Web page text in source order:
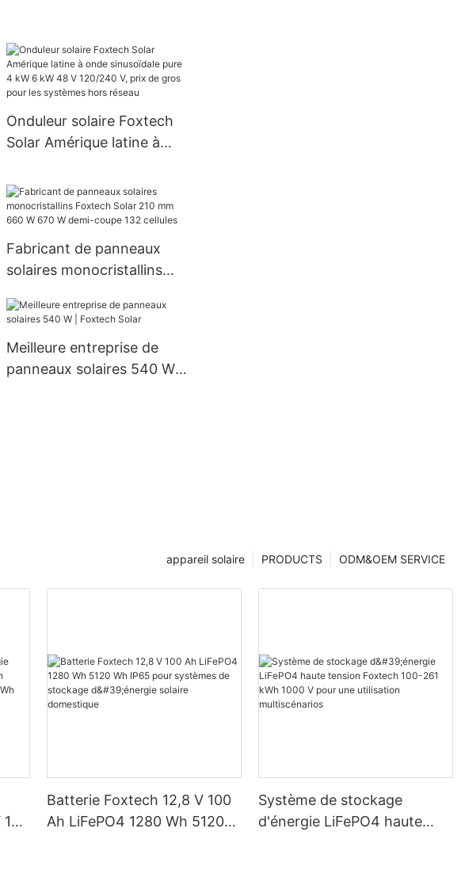
Onduleur solaire Foxtech
Solar Amérique latine à
kW 6 kW 48 V 120/240 V,
prix de gros pour les
systèmes hors réseau
Fabricant de panneaux
solaires monocristallins
W 670 W demi-coupe 132
Meilleure entreprise de
panneaux solaires 540 W |
ODM&OEM SERVICE
PRODUCTS
appareil solaire
Batterie Foxtech 12,8 V 100
Ah LiFePO4 1280 Wh 5120
Système de stockage
d'énergie LiFePO4 haute